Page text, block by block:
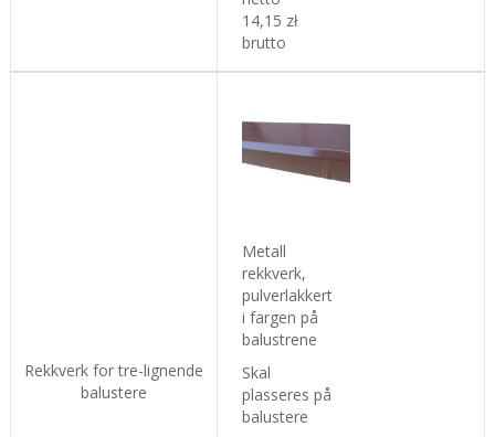
14,15 zł
brutto
Rekkverk for tre-lignende
balustere
Metall
rekkverk,
pulverlakkert
i fargen på
balustrene
Skal
plasseres på
balustere